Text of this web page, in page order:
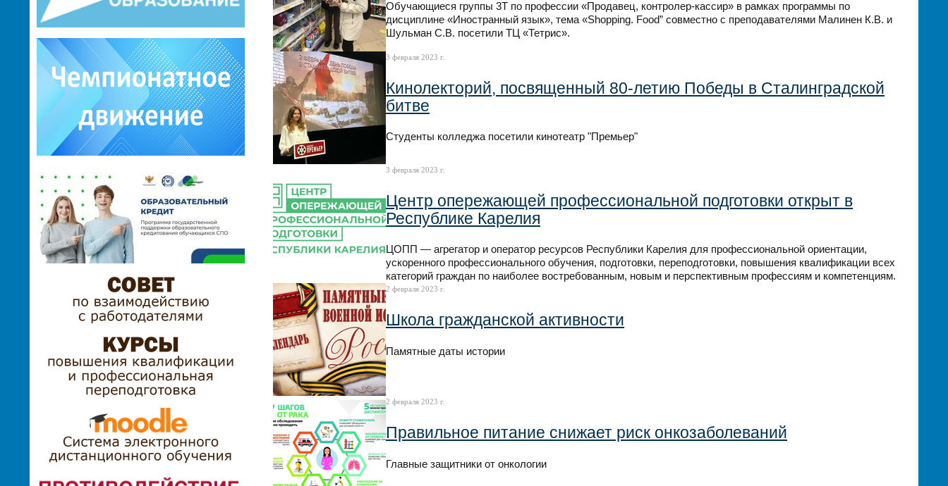
Обучающиеся группы 3Т по профессии «Продавец, контролер-кассир» в рамках программы по
дисциплине «Иностранный язык», тема «Shopping. Food” совместно с преподавателями Малинен К.В. и
Шульман С.В. посетили ТЦ «Тетрис».
3 февраля 2023 г.
Кинолекторий, посвященный 80-летию Победы в Сталинградской
битве
Студенты колледжа посетили кинотеатр "Премьер"
3 февраля 2023 г.
Центр опережающей профессиональной подготовки открыт в
Республике Карелия
ЦОПП — агрегатор и оператор ресурсов Республики Карелия для профессиональной ориентации,
ускоренного профессионального обучения, подготовки, переподготовки, повышения квалификации всех
категорий граждан по наиболее востребованным, новым и перспективным профессиям и компетенциям.
2 февраля 2023 г.
Школа гражданской активности
Памятные даты истории
2 февраля 2023 г.
Правильное питание снижает риск онкозаболеваний
Главные защитники от онкологии